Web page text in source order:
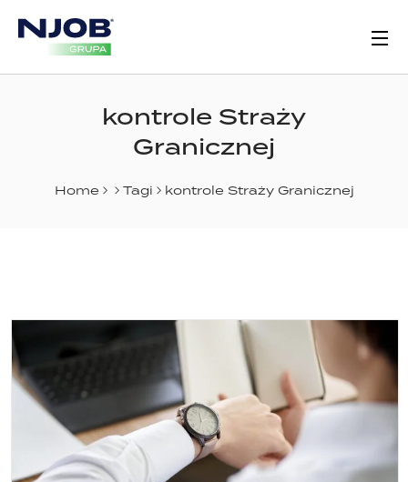
kontrole Straży
Granicznej
Home Tagi kontrole Straży Granicznej